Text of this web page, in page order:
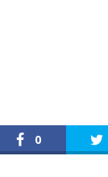
0